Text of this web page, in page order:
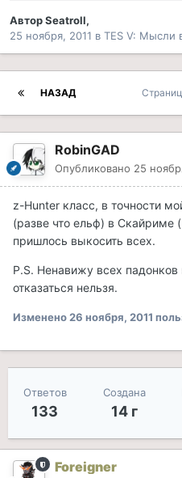
АвторSeatroll,
25 ноября, 2011 в TES V: Мысли
НАЗАД
RobinGAD
Опубликовано 25
z-Hunter класс, в точности
(разве что ельф) в Скайриме
пришлось выкосить всех.
Р.S. Ненавижу всех
отказаться нельзя.
Изменено26 ноября, 2011
Ответов
133
Создана
14 г
Foreigner